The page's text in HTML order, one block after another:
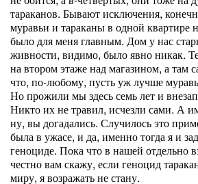
тараканов. Бывают исключения,
муравьи и тараканы в одной квартире
было для меня главным. Дом у нас
живности, видимо, было явно никак.
на втором этаже над магазином, а там
что, по-любому, пусть уж лучше
Но прожили мы здесь семь лет и
Никто их не травил, исчезли сами. А
ну, вы догадались. Случилось это
была в ужасе, и да, именно тогда я и
геноциде. Пока что в нашей отдельно
честно вам скажу, если геноцид
миру, я возражать не стану.